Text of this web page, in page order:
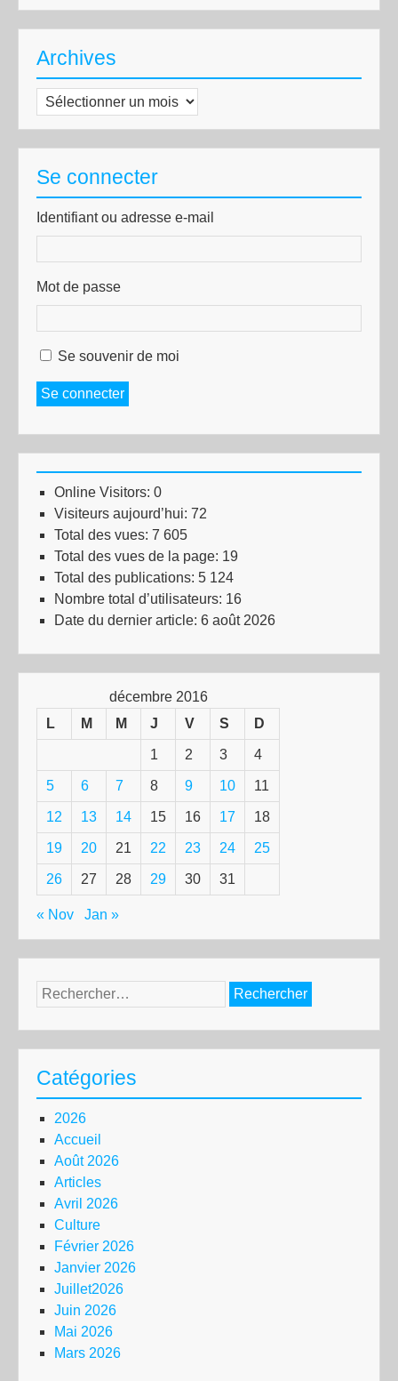
Archives
Archives
Se connecter
Identifiant ou adresse e-mail
Mot de passe
Se souvenir de moi
Se connecter
Online Visitors: 0
Visiteurs aujourd’hui: 72
Total des vues: 7 605
Total des vues de la page: 19
Total des publications: 5 124
Nombre total d’utilisateurs: 16
Date du dernier article: 6 août 2026
décembre 2016
L
M M J V S D
1 2 3 4
5 6 7 8 9 10 11
12 13 14 15 16 17 18
19 20 21 22 23 24 25
26 27 28 29 30 31
« Nov Jan »
Rechercher :
Catégories
2026
Accueil
Août 2026
Articles
Avril 2026
Culture
Février 2026
Janvier 2026
Juillet2026
Juin 2026
Mai 2026
Mars 2026